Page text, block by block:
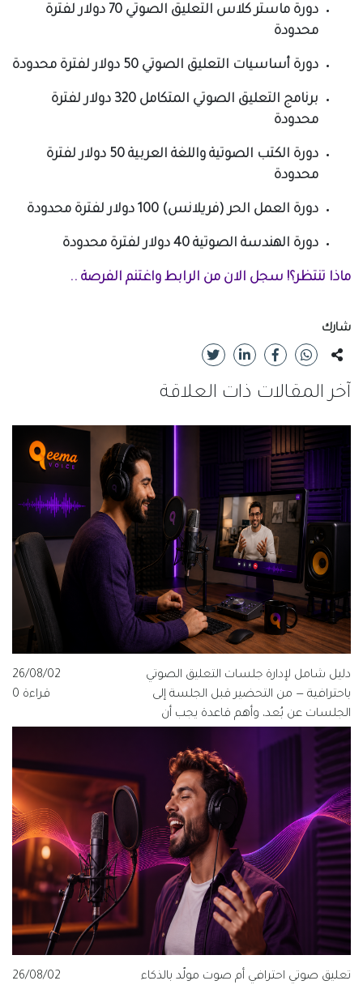
دورة ماستر كلاس التعليق الصوتي 70 دولار لفترة
محدودة
دورة أساسيات التعليق الصوتي 50 دولار لفترة محدودة
برنامج التعليق الصوتي المتكامل 320 دولار لفترة
محدودة
دورة الكتب الصوتية واللغة العربية 50 دولار لفترة
محدودة
دورة العمل الحر (فريلانس) 100 دولار لفترة محدودة
دورة الهندسة الصوتية 40 دولار لفترة محدودة
ماذا تنتظر؟! سجل الان من الرابط واغتنم الفرصة ..
شارك
آخر المقالات ذات العلاقة
دليل شامل لإدارة جلسات التعليق الصوتي
باحترافية — من التحضير قبل الجلسة إلى
الجلسات عن بُعد، وأهم قاعدة يجب أن
يعرفها كل مخرج ومنتج وفنان صوت.
26/08/02
قراءة 0
تعليق صوتي احترافي أم صوت مولّد بالذكاء
26/08/02